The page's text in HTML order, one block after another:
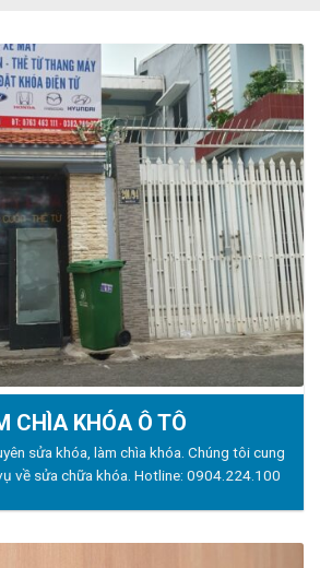
CHÌA KHÓA Ô TÔ
sửa khóa, làm chìa khóa. Chúng tôi cung
về sửa chữa khóa. Hotline: 0904.224.100